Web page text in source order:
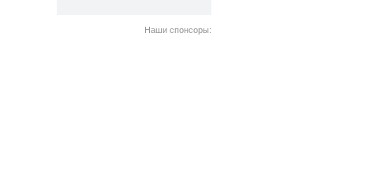
Наши спонсоры: